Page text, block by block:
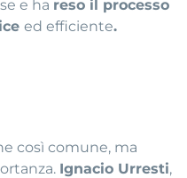
e ha reso il processo
ed efficiente.
così comune, ma
Ignacio Urresti,